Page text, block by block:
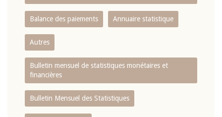
Balance des paiements Annuaire statistique
Autres
Bulletin mensuel de statistiques monétaires et
financières
Bulletin Mensuel des Statistiques